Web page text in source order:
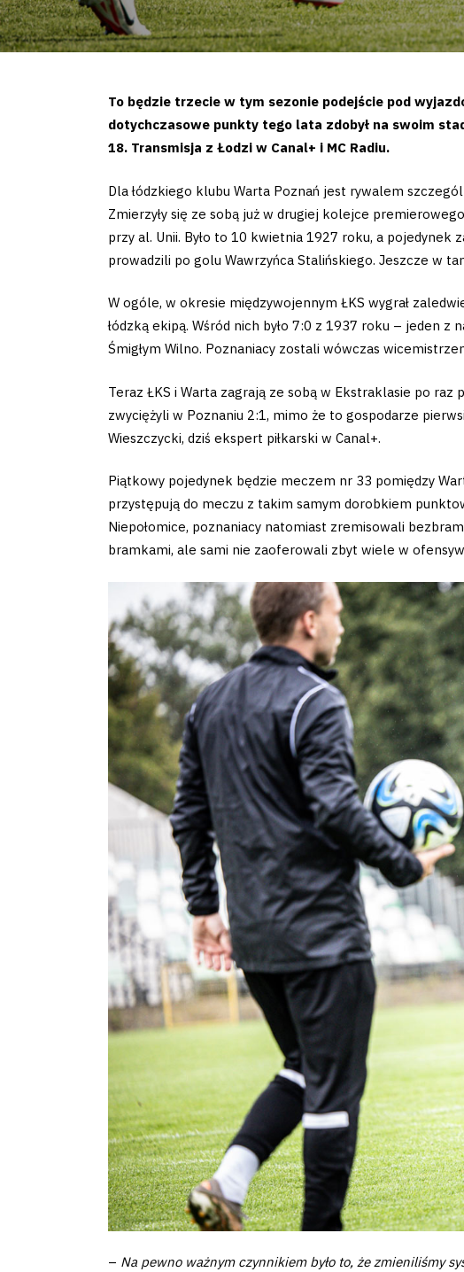
schedule
Tickets
Contact
Academy
Foundation
Business
To będzie trzecie w tym sezonie podejście pod
dotychczasowe punkty tego lata zdobył na swoim
18. Transmisja z Łodzi w Canal+ i MC Radiu.
Dla łódzkiego klubu Warta Poznań jest rywalem
Zmierzyły się ze sobą już w drugiej kolejce
przy al. Unii. Było to 10 kwietnia 1927 roku, a pojedynek
prowadzili po golu Wawrzyńca Stalińskiego. Jeszcze w
W ogóle, w okresie międzywojennym ŁKS wygrał
łódzką ekipą. Wśród nich było 7:0 z 1937 roku – jeden
Śmigłym Wilno. Poznaniacy zostali wówczas
Teraz ŁKS i Warta zagrają ze sobą w Ekstraklasie po
zwyciężyli w Poznaniu 2:1, mimo że to gospodarze
Wieszczycki, dziś ekspert piłkarski w Canal+.
Piątkowy pojedynek będzie meczem nr 33 pomiędzy
przystępują do meczu z takim samym dorobkiem
Niepołomice, poznaniacy natomiast zremisowali
bramkami, ale sami nie zaoferowali zbyt wiele w
– Na pewno ważnym czynnikiem było to, że zmieniliśmy